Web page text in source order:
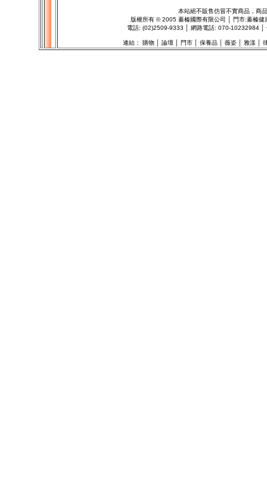
本站絕不販售仿冒不實商品，商
版權所有 ©2005 蓁榛國際有限公司 │ 門市:蓁榛健
電話: (02)2509-9333 │ 網路電話: 070-10232984
連結： 購物 論壇 門市 保養品 薇姿 雅漾